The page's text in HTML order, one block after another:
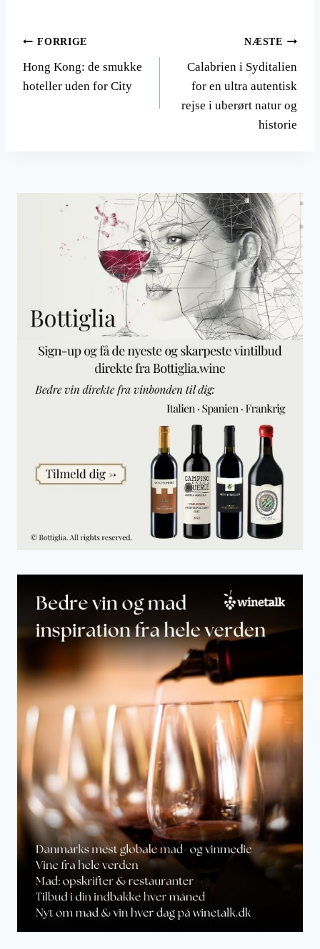
Indlægsnavigation
FORRIGE
Hong Kong: de smukke
hoteller uden for City
NÆSTE
Calabrien i Syditalien
for en ultra autentisk
rejse i uberørt natur og
historie